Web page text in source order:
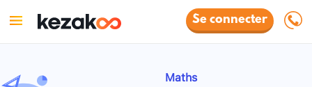
Se connecter
Maths